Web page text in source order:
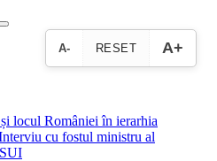
A- RESET A+
locul României în ierarhia
cu fostul ministru al